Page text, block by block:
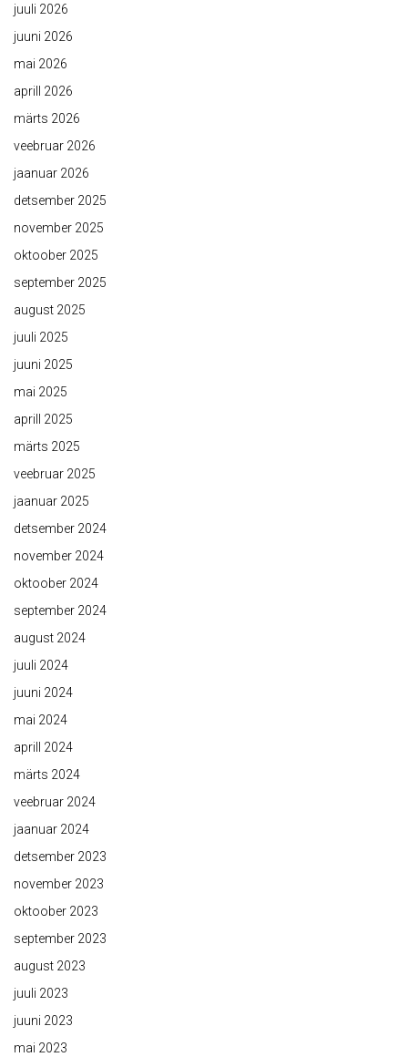
juuli 2026
juuni 2026
mai 2026
aprill 2026
märts 2026
veebruar 2026
jaanuar 2026
detsember 2025
november 2025
oktoober 2025
september 2025
august 2025
juuli 2025
juuni 2025
mai 2025
aprill 2025
märts 2025
veebruar 2025
jaanuar 2025
detsember 2024
november 2024
oktoober 2024
september 2024
august 2024
juuli 2024
juuni 2024
mai 2024
aprill 2024
märts 2024
veebruar 2024
jaanuar 2024
detsember 2023
november 2023
oktoober 2023
september 2023
august 2023
juuli 2023
juuni 2023
mai 2023